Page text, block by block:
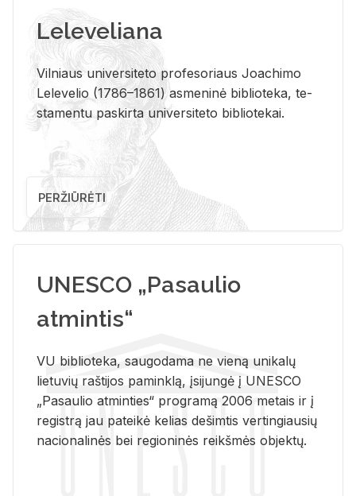
Leleveliana
Vil­niaus uni­ver­si­te­to pro­fe­so­riaus Jo­a­chi­mo
Le­le­ve­lio (1786–1861) as­me­ni­nė bi­b­lio­te­ka, te­
sta­men­tu pa­skir­ta uni­ver­si­te­to bi­b­lio­te­kai.
PERŽIŪRĖTI
UNESCO „Pasaulio
atmintis“
VU biblioteka, saugodama ne vieną unikalų
lietuvių raštijos paminklą, įsijungė į UNESCO
„Pasaulio atminties“ programą 2006 metais ir į
registrą jau pateikė kelias dešimtis vertingiausių
nacionalinės bei regioninės reikšmės objektų.